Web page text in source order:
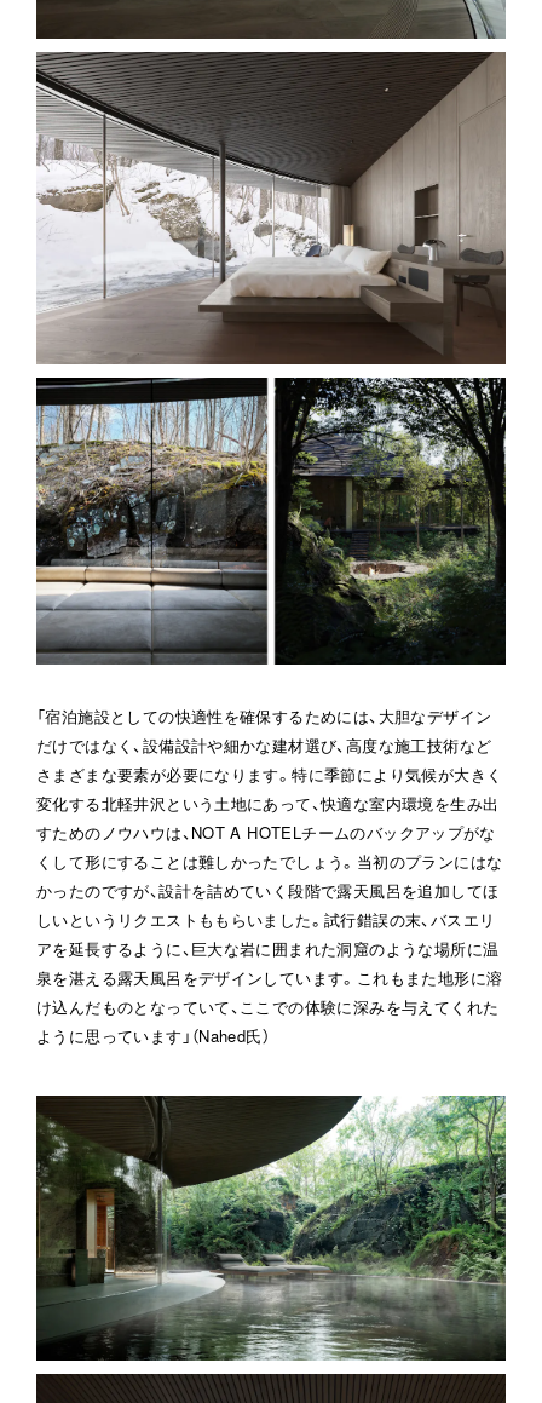
「宿泊施設としての快適性を確保するためには、大胆なデザイン
だけではなく、設備設計や細かな建材選び、高度な施工技術など
さまざまな要素が必要になります。特に季節により気候が大きく
変化する北軽井沢という土地にあって、快適な室内環境を生み出
すためのノウハウは、NOT A HOTELチームのバックアップがな
くして形にすることは難しかったでしょう。当初のプランにはな
かったのですが、設計を詰めていく段階で露天風呂を追加してほ
しいというリクエストももらいました。試行錯誤の末、バスエリ
アを延長するように、巨大な岩に囲まれた洞窟のような場所に温
泉を湛える露天風呂をデザインしています。これもまた地形に溶
け込んだものとなっていて、ここでの体験に深みを与えてくれた
ように思っています」（Nahed氏）